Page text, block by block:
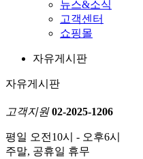
뉴스&소식
고객센터
쇼핑몰
자유게시판
자유게시판
고객지원 02-2025-1206
평일 오전10시 - 오후6시
주말, 공휴일 휴무